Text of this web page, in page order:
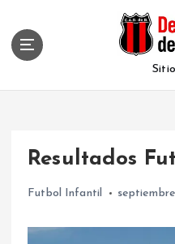
Resultados
Futbol Infantil